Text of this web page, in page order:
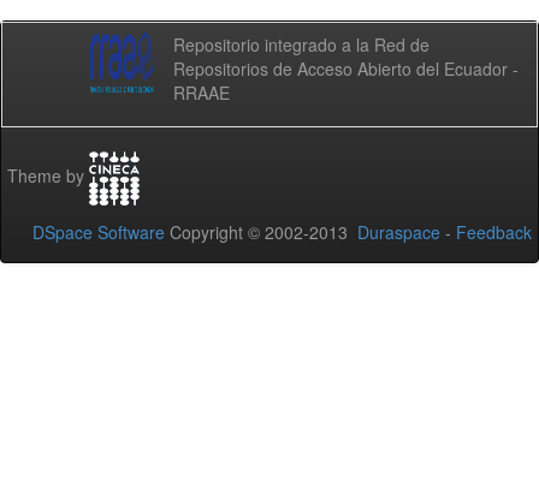
Repositorio integrado a la Red de
Repositorios de Acceso Abierto del Ecuador -
RRAAE
Theme by
DSpace Software Copyright © 2002-2013 Duraspace - Feedback